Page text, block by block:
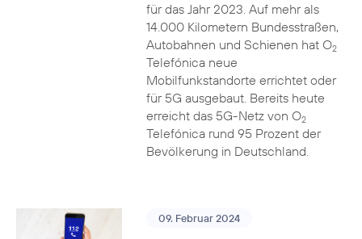
für das Jahr 2023. Auf mehr als
14.000 Kilometern Bundesstraßen,
Autobahnen und Schienen hat O2
Telefónica neue
Mobilfunkstandorte errichtet oder
für 5G ausgebaut. Bereits heute
erreicht das 5G-Netz von O2
Telefónica rund 95 Prozent der
Bevölkerung in Deutschland.
09. Februar 2024